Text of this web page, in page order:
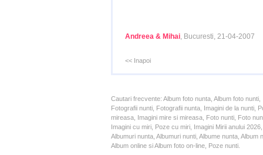
Andreea & Mihai, Bucuresti, 21-04-2007
<< Inapoi
Cautari frecvente: Album foto nunta, Album foto
Fotografii nunti, Fotografii nunta, Imagini de la nunti,
mireasa, Imagini mire si mireasa, Foto nunti, Foto
Imagini cu miri, Poze cu miri, Imagini Mirii anului
Albumuri nunta, Albumuri nunti, Albume nunta,
Album online si Album foto on-line, Poze nunti.